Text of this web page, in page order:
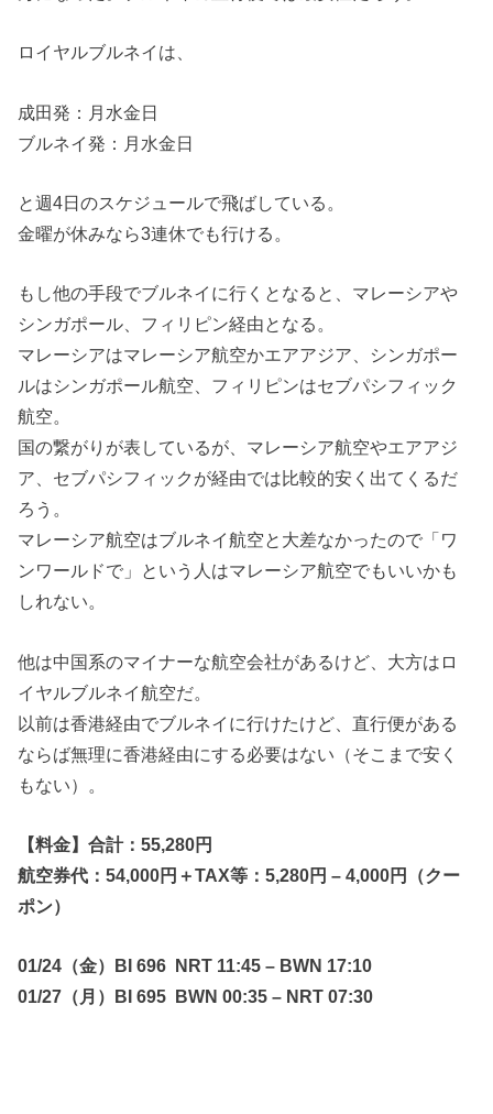
ロイヤルブルネイは、
成田発：月水金日
ブルネイ発：月水金日
と週4日のスケジュールで飛ばしている。
金曜が休みなら3連休でも行ける。
もし他の手段でブルネイに行くとなると、マレーシアや
シンガポール、フィリピン経由となる。
マレーシアはマレーシア航空かエアアジア、シンガポー
ルはシンガポール航空、フィリピンはセブパシフィック
航空。
国の繋がりが表しているが、マレーシア航空やエアアジ
ア、セブパシフィックが経由では比較的安く出てくるだ
ろう。
マレーシア航空はブルネイ航空と大差なかったので「ワ
ンワールドで」という人はマレーシア航空でもいいかも
しれない。
他は中国系のマイナーな航空会社があるけど、大方はロ
イヤルブルネイ航空だ。
以前は香港経由でブルネイに行けたけど、直行便がある
ならば無理に香港経由にする必要はない（そこまで安く
もない）。
【料金】合計：55,280円
航空券代：54,000円＋TAX等：5,280円 – 4,000円（クー
ポン）
01/24（金）BI 696 NRT 11:45 – BWN 17:10
01/27（月）BI 695 BWN 00:35 – NRT 07:30